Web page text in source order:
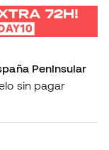
Peninsular
sin pagar